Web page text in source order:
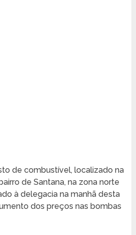
de combustível, localizado na
de Santana, na zona norte
à delegacia na manhã desta
dos preços nas bombas